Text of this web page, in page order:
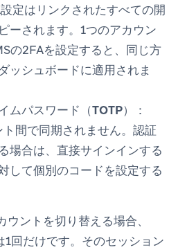
定はリンクされたすべての開
ーされます。1つのアカウン
の2FAを設定すると、同じ方
ッシュボードに適用されま
ムパスワード（TOTP）：
間で同期されません。認証
場合は、直接サインインする
して個別のコードを設定する
ントを切り替える場合、
回だけです。そのセッション